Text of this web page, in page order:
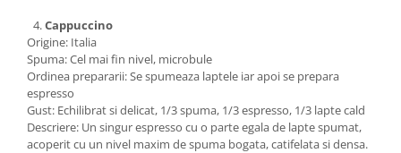
Cappuccino
Origine: Italia
Spuma: Cel mai fin nivel, microbule
Ordinea prepararii: Se spumeaza laptele iar apoi se prepara
espresso
Gust: Echilibrat si delicat, 1/3 spuma, 1/3 espresso, 1/3 lapte cald
Descriere: Un singur espresso cu o parte egala de lapte spumat,
acoperit cu un nivel maxim de spuma bogata, catifelata si densa.